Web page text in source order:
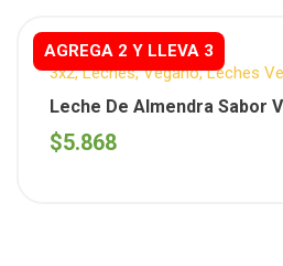
AGREGA 2 Y LLEVA 3
3x2,Leches,Vegano,Leches
Sin T.A.C.C.
Leche De Almendra Sabor
$5.868